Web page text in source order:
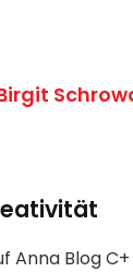
Anna Blog